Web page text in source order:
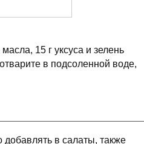
15 г уксуса и зелень
в подсоленной воде,
в салаты, также